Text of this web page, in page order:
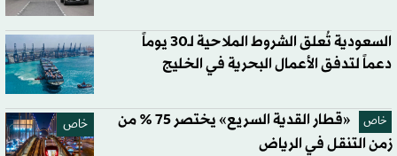
السعودية تُعلق الشروط الملاحية لـ30 يوماً
دعماً لتدفق الأعمال البحرية في الخليج
خاص خاص
«قطار القدية السريع» يختصر 75 % من
زمن التنقل في الرياض